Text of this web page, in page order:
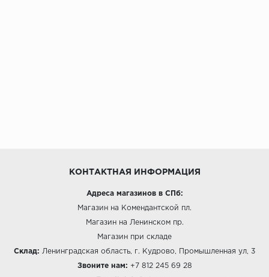
КОНТАКТНАЯ ИНФОРМАЦИЯ
Адреса магазинов в СПб:
Магазин на Комендантской пл.
Магазин на Ленинском пр.
Магазин при складе
Склад: Ленинградская область, г. Кудрово, Промышленная ул, 3
Звоните нам: +7 812 245 69 28